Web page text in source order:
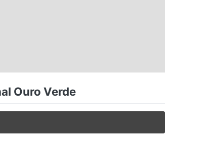
Ouro Verde